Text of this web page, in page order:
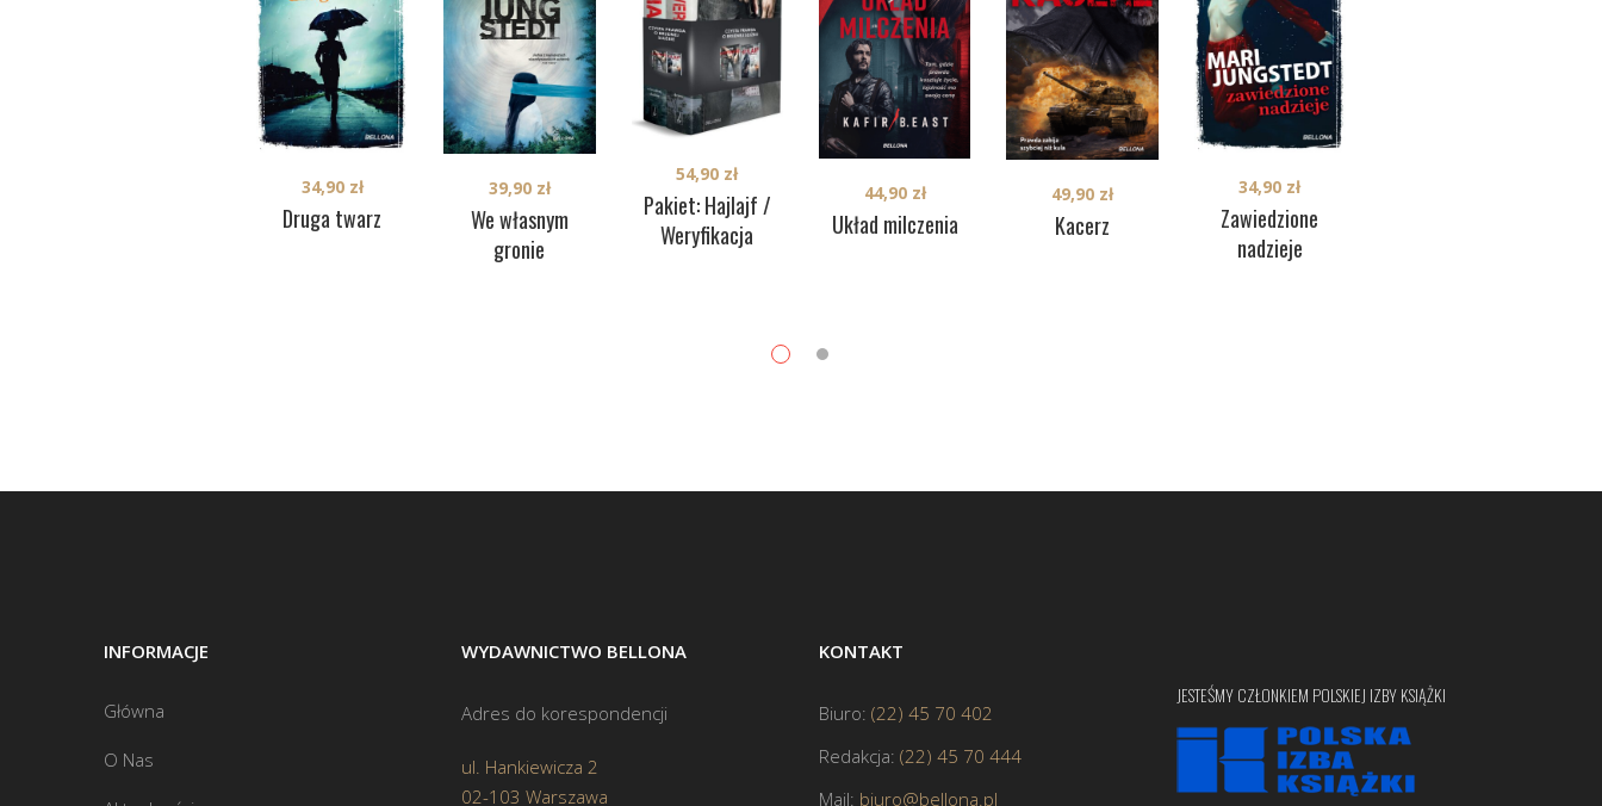
Druga twarz
34,90 zł
We własnym
gronie
39,90 zł
Pakiet: Hajlajf /
Weryfikacja
54,90 zł
Układ milczenia
44,90 zł
Kacerz
49,90 zł
Zawiedzione
nadzieje
34,90 zł
INFORMACJE
Główna
O Nas
WYDAWNICTWO BELLONA
Adres do korespondencji
ul. Hankiewicza 2
02-103 Warszawa
KONTAKT
Biuro: (22) 45 70 402
Redakcja: (22) 45 70 444
Mail: biuro@bellona.pl
JESTEŚMY CZŁONKIEM POLSKIEJ IZBY KSIĄŻKI